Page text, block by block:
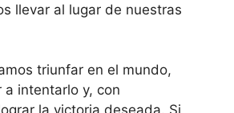
llevar al lugar de nuestras
triunfar en el mundo,
a intentarlo y, con